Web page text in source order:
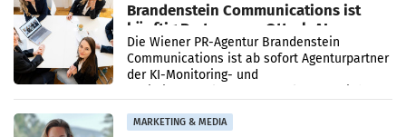
Brandenstein Communications ist
künftig Partner von OtterlyAI
Die Wiener PR-Agentur Brandenstein
Communications ist ab sofort Agenturpartner
der KI-Monitoring- und
MARKETING & MEDIA